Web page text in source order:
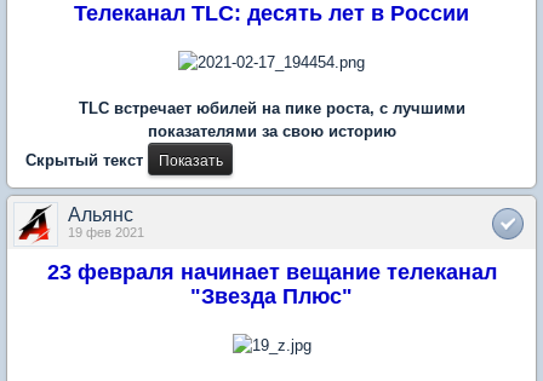
Телеканал TLC: десять лет в России
TLC встречает юбилей на пике роста, с лучшими
показателями за свою историю
Скрытый текст
Альянс
19 фев 2021
23 февраля начинает вещание телеканал
"Звезда Плюс"